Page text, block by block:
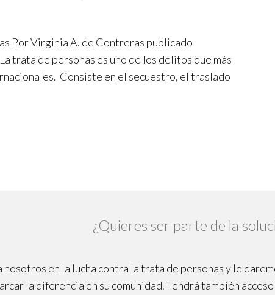
Por Virginia A. de Contreras publicado
trata de personas es uno de los delitos que más
Consiste en el secuestro, el traslado
¿Quieres ser parte de la
nosotros en la lucha contra la trata de personas y le
la diferencia en su comunidad. Tendrá también